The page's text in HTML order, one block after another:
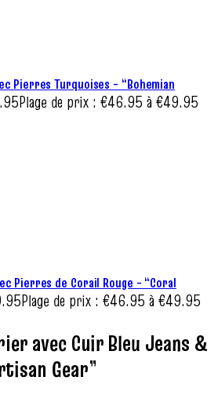
Pierres Turquoises – “Bohemian
Plage de prix : €46.95 à €49.95
Pierres de Corail Rouge – “Coral
Plage de prix : €46.95 à €49.95
avec Cuir Bleu Jeans &
Gear”